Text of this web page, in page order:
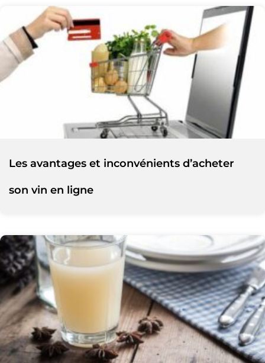
Les avantages et inconvénients d’acheter
son vin en ligne